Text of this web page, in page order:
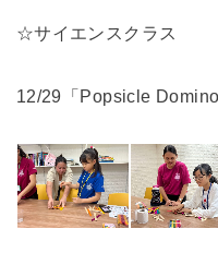
☆サイエンスクラス
12/29「Popsicle